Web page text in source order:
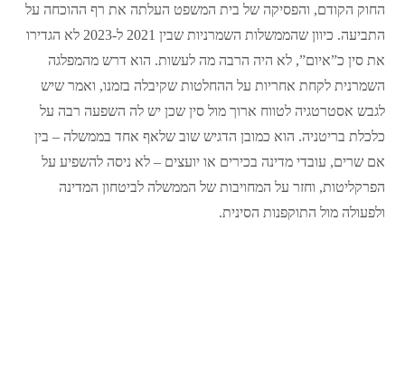
החוק הקודם, והפסיקה של בית המשפט העלתה את רף ההוכחה על
התביעה. כיוון שהממשלות השמרניות שבין 2021 ל-2023 לא הגדירו
את סין כ”איום”, לא היה הרבה מה לעשות. הוא דרש מהמפלגה
השמרנית לקחת אחריות על ההחלטות שקיבלה בזמנו, ואמר שיש
לגבש אסטרטגיה לטווח ארוך מול סין שכן יש לה השפעה רבה על
כלכלת בריטניה. הוא כמובן הדגיש שוב שלאף אחד בממשלה – בין
אם שרים, עובדי מדינה בכירים או יועצים – לא ניסה להשפיע על
הפרקליטות, וחזר על המחויבות של הממשלה לביטחון המדינה
ולפעולה מול התוקפנות הסינית.